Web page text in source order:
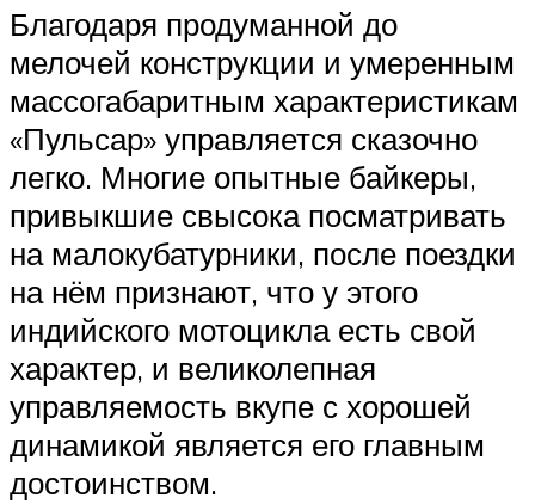
Благодаря продуманной до
мелочей конструкции и умеренным
массогабаритным характеристикам
«Пульсар» управляется сказочно
легко. Многие опытные байкеры,
привыкшие свысока посматривать
на малокубатурники, после поездки
на нём признают, что у этого
индийского мотоцикла есть свой
характер, и великолепная
управляемость вкупе с хорошей
динамикой является его главным
достоинством.